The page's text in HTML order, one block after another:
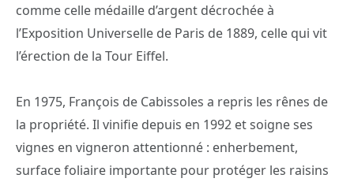
comme celle médaille d’argent décrochée à
l’Exposition Universelle de Paris de 1889, celle qui vit
l’érection de la Tour Eiffel.
En 1975, François de Cabissoles a repris les rênes de
la propriété. Il vinifie depuis en 1992 et soigne ses
vignes en vigneron attentionné : enherbement,
surface foliaire importante pour protéger les raisins